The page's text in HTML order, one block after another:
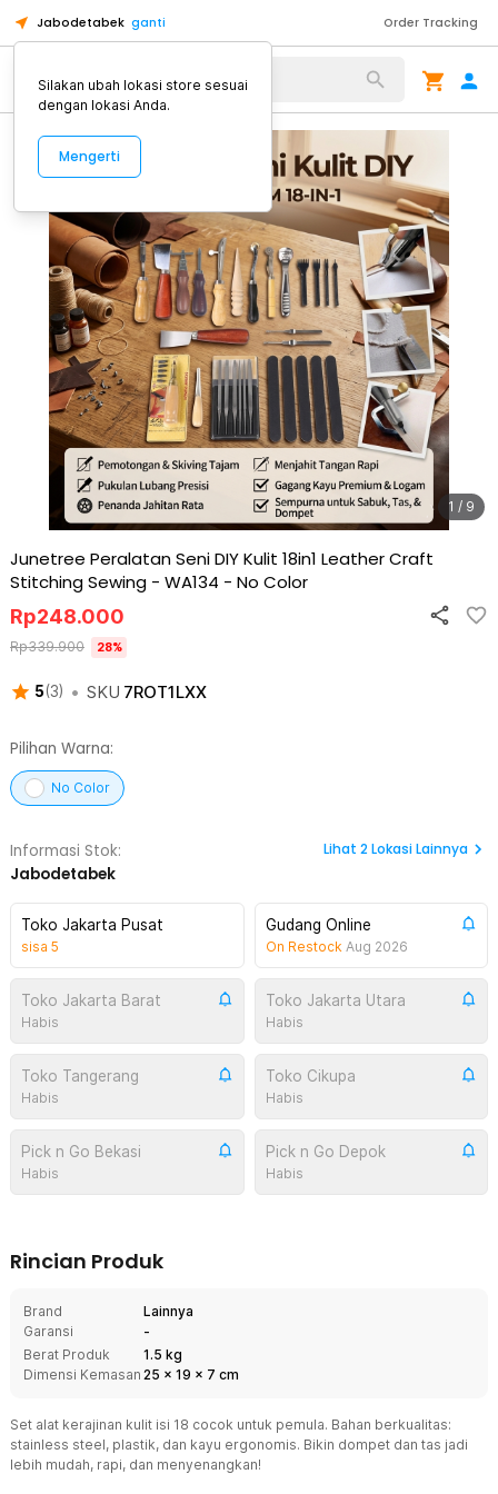
Jabodetabek ganti Order Tracking
Alat Kopi
1 / 9
Junetree Peralatan Seni DIY Kulit 18in1 Leather Craft
Stitching Sewing - WA134 - No Color
5(3) • SKU 7ROT1LXX
Rp248.000
Rp339.900 28%
Pilihan Warna:
No Color
Informasi Stok:
Jabodetabek
Lihat 2Lokasi Lainnya
Toko Jakarta Pusat
sisa 5
Gudang Online
On Restock Aug 2026
Toko Jakarta Barat
Habis
Toko Jakarta Utara
Habis
Toko Tangerang
Habis
Toko Cikupa
Habis
Pick n Go Bekasi
Habis
Pick n Go Depok
Habis
Rincian Produk
Brand
Lainnya
Garansi
-
Berat Produk
1.5 kg
Dimensi Kemasan 25 x 19 x 7 cm
Set alat kerajinan kulit isi 18 cocok untuk pemula. Bahan berkualitas:
stainless steel, plastik, dan kayu ergonomis. Bikin dompet dan tas jadi
lebih mudah, rapi, dan menyenangkan!
Silakan ubah lokasi store sesuai
dengan lokasi Anda.
Mengerti